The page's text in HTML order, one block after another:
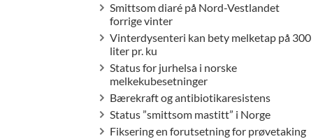
Smittsom diaré på Nord-Vestlandet
forrige vinter
Vinterdysenteri kan bety melketap på 300
liter pr. ku
Status for jurhelsa i norske
melkekubesetninger
Bærekraft og antibiotikaresistens
Status ”smittsom mastitt” i Norge
Fiksering en forutsetning for prøvetaking